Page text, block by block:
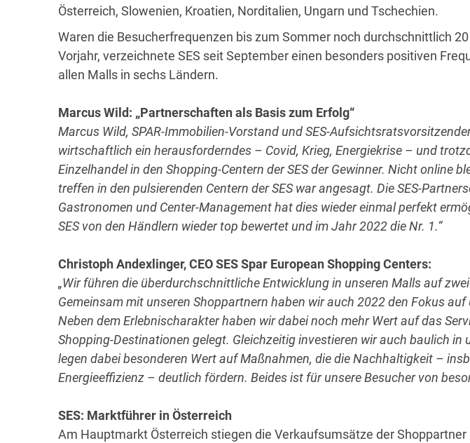
Österreich, Slowenien, Kroatien, Norditalien, Ungarn und Tschechien.
Waren die Besucherfrequenzen bis zum Sommer noch durchschnittlich
Vorjahr, verzeichnete SES seit September einen besonders positiven
allen Malls in sechs Ländern.
Marcus Wild: „Partnerschaften als Basis zum Erfolg“
Marcus Wild, SPAR-Immobilien-Vorstand und SES-
wirtschaftlich ein herausforderndes – Covid, Krieg, Energiekrise – und
Einzelhandel in den Shopping-Centern der SES der Gewinner. Nicht online
treffen in den pulsierenden Centern der SES war angesagt. Die SES-
Gastronomen und Center-Management hat dies wieder einmal perfekt
SES von den Händlern wieder top bewertet und im Jahr 2022 die Nr. 1.“
Christoph Andexlinger, CEO SES Spar European Shopping Centers:
„Wirführen die überdurchschnittliche Entwicklung in unseren Malls auf
Gemeinsam mit unseren Shoppartnern haben wir auch 2022 den Fokus auf
Neben dem Erlebnischarakter haben wir dabei noch mehr Wert auf das
Shopping-Destinationen gelegt. Gleichzeitig investieren wir auch baulich in
legen dabei besonderen Wert auf Maßnahmen, die die Nachhaltigkeit –
Energieeffizienz – deutlich fördern. Beides ist für unsere Besucher von
SES: Marktführer in Österreich
Am Hauptmarkt Österreich stiegen die Verkaufsumsätze der Shoppartner